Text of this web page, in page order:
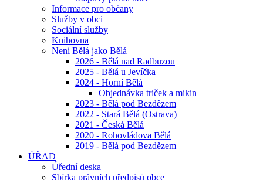
Informace pro občany
Služby v obci
Sociální služby
Knihovna
Neni Bělá jako Bělá
2026 - Bělá nad Radbuzou
2025 - Bělá u Jevíčka
2024 - Horní Bělá
Objednávka triček a mikin
2023 - Bělá pod Bezdězem
2022 - Stará Bělá (Ostrava)
2021 - Česká Bělá
2020 - Rohovládova Bělá
2019 - Bělá pod Bezdězem
ÚŘAD
Úřední deska
Sbírka právních předpisů obce